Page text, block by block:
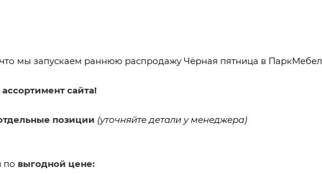
мы запускаем раннюю распродажу Чёрная пятница в ПаркМебели
сайта!
позиции (уточняйте детали у менеджера)
по выгодной цене: